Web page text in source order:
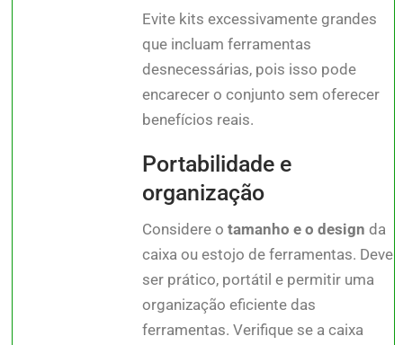
Evite kits excessivamente grandes
que incluam ferramentas
desnecessárias, pois isso pode
encarecer o conjunto sem oferecer
benefícios reais.
Portabilidade e
organização
Considere otamanho e o design da
caixa ou estojo de ferramentas. Deve
ser prático, portátil e permitir uma
organização eficiente das
ferramentas. Verifique se a caixa